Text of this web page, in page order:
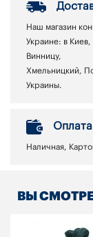
Наш магазин
Украине: в
Винницу,
Хмельницкий,
Украины.
Оплата
Наличная,
ВЫ